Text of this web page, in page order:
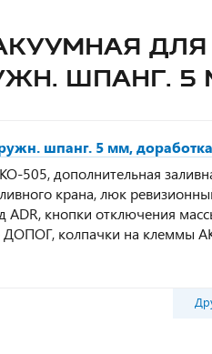
ДЛЯ
ШПАНГ.
шпанг. 5 мм,
505, дополнительная
крана, люк
ADR, кнопки отключения
ДОПОГ, колпачки на клеммы